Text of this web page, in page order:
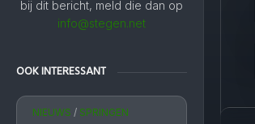
bij dit bericht, meld die dan op
info@stegen.net
OOK INTERESSANT
NIEUWS / SPRINGEN